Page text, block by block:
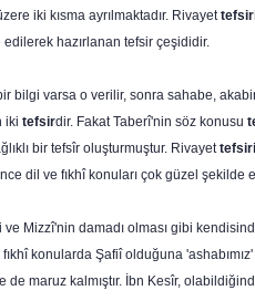
iki kısma ayrılmak­tadır. Rivayet
hazırlanan tefsir çeşididir.
bilgi varsa o verilir, sonra sahabe,
iki tefsirdir. Fakat Taberî'nin söz ko­nusu
bir tefsîr oluşturmuştur. Rivayettefsiri
dil ve fıkhî konuları çok güzel
Mizzî'nin damadı olması gibi
konularda Şafiî olduğuna
maruz kalmıştır. İbn Kesîr,